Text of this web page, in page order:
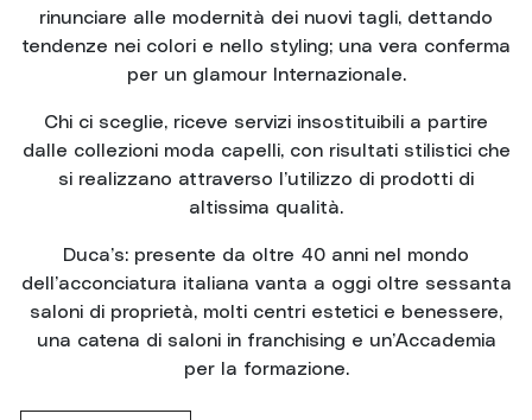
rinunciare alle modernità dei nuovi tagli, dettando
tendenze nei colori e nello styling; una vera conferma
per un glamour Internazionale.
Chi ci sceglie, riceve servizi insostituibili a partire
dalle collezioni moda capelli, con risultati stilistici che
si realizzano attraverso l’utilizzo di prodotti di
altissima qualità.
Duca’s: presente da oltre 40 anni nel mondo
dell’acconciatura italiana vanta a oggi oltre sessanta
saloni di proprietà, molti centri estetici e benessere,
una catena di saloni in franchising e un’Accademia
per la formazione.